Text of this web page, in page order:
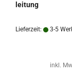
lei­tung
Lieferzeit: 3-5
inkl.